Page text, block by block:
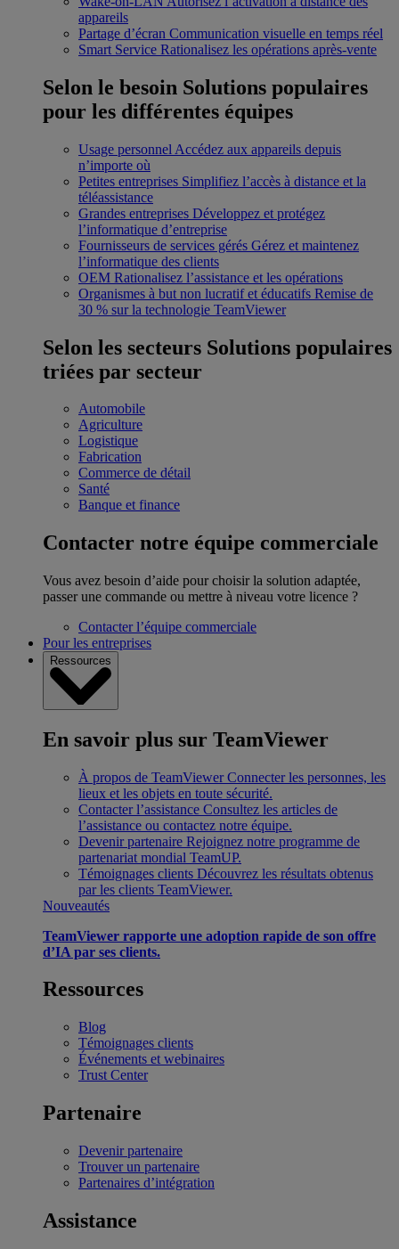
appareils
Partage d’écran Communication visuelle en temps réel
Smart Service Rationalisez les opérations après-vente
Selon le besoin Solutions populaires
pour les différentes équipes
Usage personnel Accédez aux appareils depuis
n’importe où
Petites entreprises Simplifiez l’accès à distance et la
téléassistance
Grandes entreprises Développez et protégez
l’informatique d’entreprise
Fournisseurs de services gérés Gérez et maintenez
l’informatique des clients
OEM Rationalisez l’assistance et les opérations
Organismes à but non lucratif et éducatifs Remise de
30 % sur la technologie TeamViewer
Selon les secteurs Solutions populaires
triées par secteur
Automobile
Agriculture
Logistique
Fabrication
Commerce de détail
Santé
Banque et finance
Contacter notre équipe commerciale
Vous avez besoin d’aide pour choisir la solution adaptée,
passer une commande ou mettre à niveau votre licence ?
Contacter l’équipe commerciale
Pour les entreprises
Ressources
En savoir plus sur TeamViewer
À propos de TeamViewer Connecter les personnes, les
lieux et les objets en toute sécurité.
Contacter l’assistance Consultez les articles de
l’assistance ou contactez notre équipe.
Devenir partenaire Rejoignez notre programme de
partenariat mondial TeamUP.
Témoignages clients Découvrez les résultats obtenus
par les clients TeamViewer.
Nouveautés
TeamViewer rapporte une adoption rapide de son offre
d’IA par ses clients.
Ressources
Blog
Témoignages clients
Événements et webinaires
Trust Center
Partenaire
Devenir partenaire
Trouver un partenaire
Partenaires d’intégration
Assistance